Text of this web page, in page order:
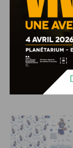
L’ARTISAN DE